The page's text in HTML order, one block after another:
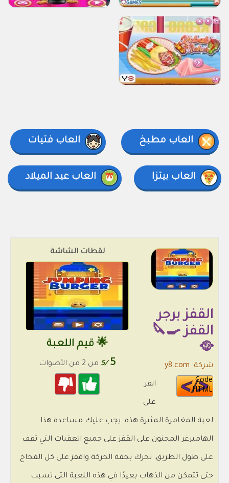
العاب مطبخ العاب فتيات
العاب بيتزا العاب عيد الميلاد
لقطات الشاشة
🌟 قيم اللعبة
5
/5 من 2 من الأصوات
القفز برجر
القفز 🍳🔪
🥘
شركة: y8.com
Code
HTML
انقر
على
لعبة المغامرة المثيرة هذه. يجب عليك مساعدة هذا
الهامبرغر المجنون على القفز على جميع العقبات التي تقف
على طول الطريق. تحرك بخفة الحركة واقفز على كل الفخاخ
حتى تتمكن من الذهاب بعيدًا في هذه اللعبة التي تسبب